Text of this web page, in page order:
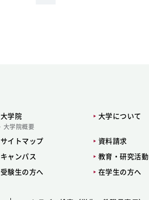
大学院
大学院概要
大学について
サイトマップ 資料請求
キャンパス 教育・研究活動
受験生の方へ 在学生の方へ